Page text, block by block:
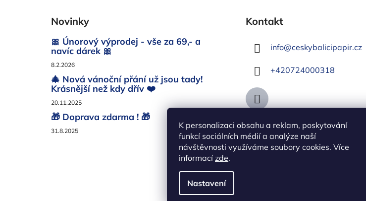
K personalizaci obsahu a reklam, poskytování
funkcí sociálních médií a analýze naší
návštěvnosti využíváme soubory cookies. Více
informacízde.
Nastavení
Novinky
🎀 Únorový výprodej - vše za 69,- a
navíc dárek 🎀
8.2.2026
🎄 Nová vánoční přání už jsou tady!
Krásnější než kdy dřív ❤️
20.11.2025
🎁 Doprava zdarma ! 🎁
31.8.2025
Kontakt
info@ceskybalicipapir.cz
+420724000318